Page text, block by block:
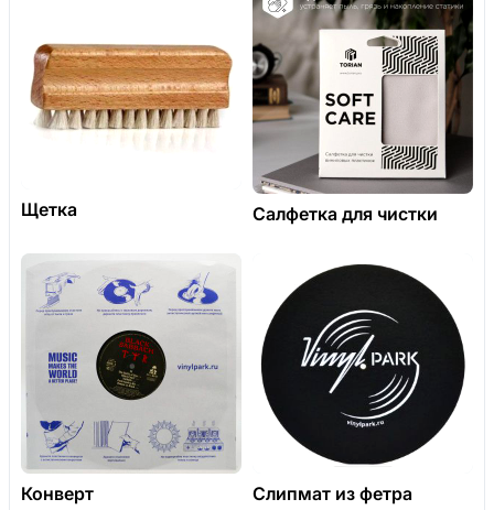
Щетка Салфетка для чистки
Конверт Слипмат из фетра